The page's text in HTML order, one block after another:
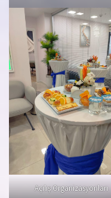
Açılış Organizasyonları